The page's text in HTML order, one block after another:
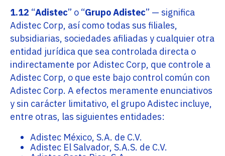
1.12 “Adistec” o “Grupo Adistec” — significa
Adistec Corp, así como todas sus filiales,
subsidiarias, sociedades afiliadas y cualquier otra
entidad jurídica que sea controlada directa o
indirectamente por Adistec Corp, que controle a
Adistec Corp, o que este bajo control común con
Adistec Corp. A efectos meramente enunciativos
y sin carácter limitativo, el grupo Adistec incluye,
entre otras, las siguientes entidades:
Adistec México, S.A. de C.V.
Adistec El Salvador, S.A.S. de C.V.